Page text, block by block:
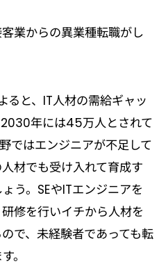
業からの異業種転職がし
ると、IT人材の需給ギャッ
年には45万人とされて
ではエンジニアが不足して
材でも受け入れて育成す
う。SEやITエンジニアを
修を行いイチから人材を
で、未経験者であっても転
。